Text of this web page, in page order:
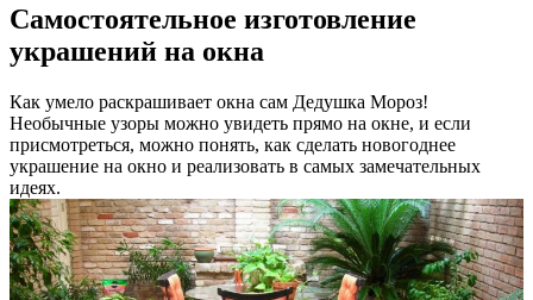
Самостоятельное изготовление
украшений на окна
Как умело раскрашивает окна сам Дедушка Мороз!
Необычные узоры можно увидеть прямо на окне, и если
присмотреться, можно понять, как сделать новогоднее
украшение на окно и реализовать в самых замечательных
идеях.